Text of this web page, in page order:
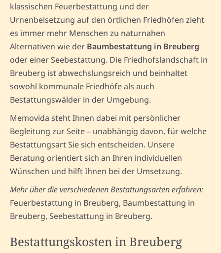
klassischen Feuerbestattung und der
Urnenbeisetzung auf den örtlichen Friedhöfen zieht
es immer mehr Menschen zu naturnahen
Alternativen wie der Baumbestattung in Breuberg
oder einer Seebestattung. Die Friedhofslandschaft in
Breuberg ist abwechslungsreich und beinhaltet
sowohl kommunale Friedhöfe als auch
Bestattungswälder in der Umgebung.
Memovida steht Ihnen dabei mit persönlicher
Begleitung zur Seite – unabhängig davon, für welche
Bestattungsart Sie sich entscheiden. Unsere
Beratung orientiert sich an Ihren individuellen
Wünschen und hilft Ihnen bei der Umsetzung.
Mehr über die verschiedenen Bestattungsarten erfahren:
Feuerbestattung in Breuberg, Baumbestattung in
Breuberg, Seebestattung in Breuberg.
Bestattungskosten in Breuberg